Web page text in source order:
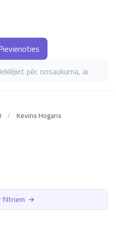
pēc nosaukuma, autora,
/ Kevins Hogans
filtriem →